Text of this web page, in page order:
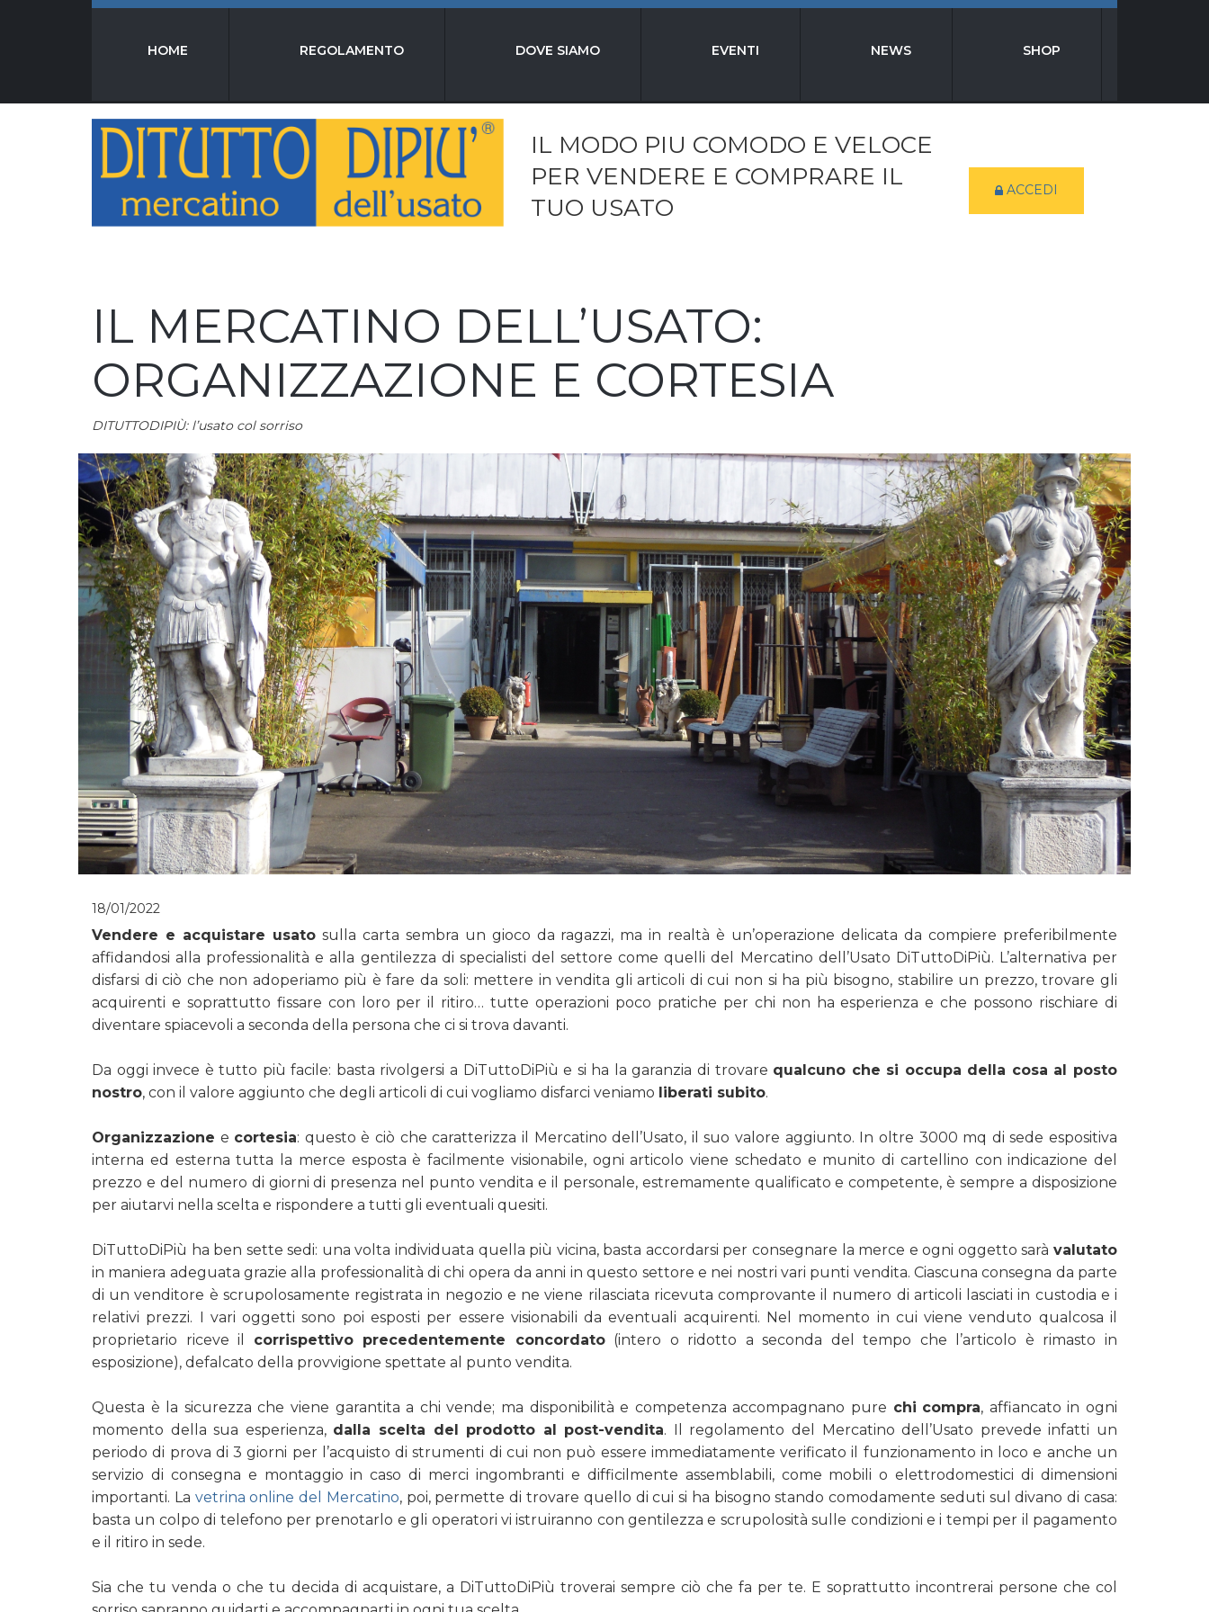
HOME REGOLAMENTO DOVE SIAMO EVENTI NEWS SHOP
IL MODO PIU COMODO E VELOCE
PER VENDERE E COMPRARE IL
TUO USATO
ACCEDI
IL MERCATINO DELL’USATO:
ORGANIZZAZIONE E CORTESIA
DITUTTODIPIÙ: l’usato col sorriso
18/01/2022
Vendere e acquistare usatosulla carta sembra un gioco da ragazzi, ma in realtà è un’operazione delicata da compiere preferibilmente
affidandosi alla professionalità e alla gentilezza di specialisti del settore come quelli del Mercatino dell’Usato DiTuttoDiPiù. L’alternativa per
disfarsi di ciò che non adoperiamo più è fare da soli: mettere in vendita gli articoli di cui non si ha più bisogno, stabilire un prezzo, trovare gli
acquirenti e soprattutto fissare con loro per il ritiro… tutte operazioni poco pratiche per chi non ha esperienza e che possono rischiare di
diventare spiacevoli a seconda della persona che ci si trova davanti.
Da oggi invece è tutto più facile: basta rivolgersi a DiTuttoDiPiù e si ha la garanzia di trovare qualcuno che si occupa della cosa al posto
nostro, con il valore aggiunto che degli articoli di cui vogliamo disfarci veniamo liberati subito.
Organizzazione e cortesia: questo è ciò che caratterizza il Mercatino dell’Usato, il suo valore aggiunto. In oltre 3000 mq di sede espositiva
interna ed esterna tutta la merce esposta è facilmente visionabile, ogni articolo viene schedato e munito di cartellino con indicazione del
prezzo e del numero di giorni di presenza nel punto vendita e il personale, estremamente qualificato e competente, è sempre a disposizione
per aiutarvi nella scelta e rispondere a tutti gli eventuali quesiti.
DiTuttoDiPiù ha ben sette sedi: una volta individuata quella più vicina, basta accordarsi per consegnare la merce e ogni oggetto sarà valutato
in maniera adeguata grazie alla professionalità di chi opera da anni in questo settore e nei nostri vari punti vendita. Ciascuna consegna da parte
di un venditore è scrupolosamente registrata in negozio e ne viene rilasciata ricevuta comprovante il numero di articoli lasciati in custodia e i
relativi prezzi. I vari oggetti sono poi esposti per essere visionabili da eventuali acquirenti. Nel momento in cui viene venduto qualcosa il
proprietario riceve il corrispettivo precedentemente concordato(intero o ridotto a seconda del tempo che l’articolo è rimasto in
esposizione), defalcato della provvigione spettate al punto vendita.
Questa è la sicurezza che viene garantita a chi vende; ma disponibilità e competenza accompagnano pure chi compra, affiancato in ogni
momento della sua esperienza, dalla scelta del prodotto al post-vendita. Il regolamento del Mercatino dell’Usato prevede infatti un
periodo di prova di 3 giorni per l’acquisto di strumenti di cui non può essere immediatamente verificato il funzionamento in loco e anche un
servizio di consegna e montaggio in caso di merci ingombranti e difficilmente assemblabili, come mobili o elettrodomestici di dimensioni
importanti. La vetrina online del Mercatino, poi, permette di trovare quello di cui si ha bisogno stando comodamente seduti sul divano di casa:
basta un colpo di telefono per prenotarlo e gli operatori vi istruiranno con gentilezza e scrupolosità sulle condizioni e i tempi per il pagamento
e il ritiro in sede.
Sia che tu venda o che tu decida di acquistare, a DiTuttoDiPiù troverai sempre ciò che fa per te. E soprattutto incontrerai persone che col